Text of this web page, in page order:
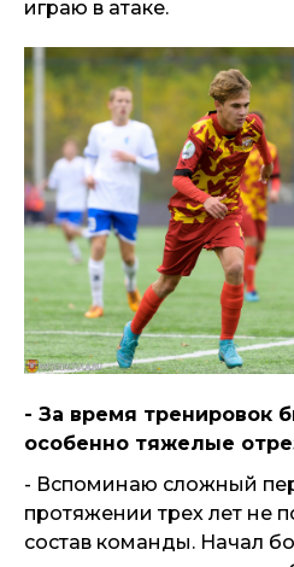
играю в атаке.
- За время тренировок
особенно тяжелые
- Вспоминаю сложный
протяжении трех лет не
состав команды. Начал